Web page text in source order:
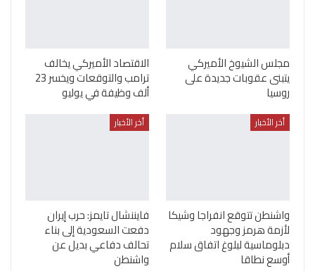
مجلس الشيوخ الأميركي
يتبنى عقوبات جديدة على
روسيا
الاقتصاد الأميركي يخالف
ترامب والتوقعات ويخسر 23
ألف وظيفة في يوليو
أخر الأخبار
واشنطن تتوقع انفراجا وشيكا
لأزمة هرمز وجهود
دبلوماسية لبلوغ اتفاق سلام
أوسع نطاقا
أخر الأخبار
فايننشال تايمز: حرب إيران
دفعت السعودية إلى بناء
تحالف دفاعي بديل عن
واشنطن